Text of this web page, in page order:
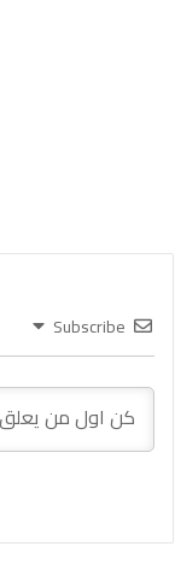
Subscribe